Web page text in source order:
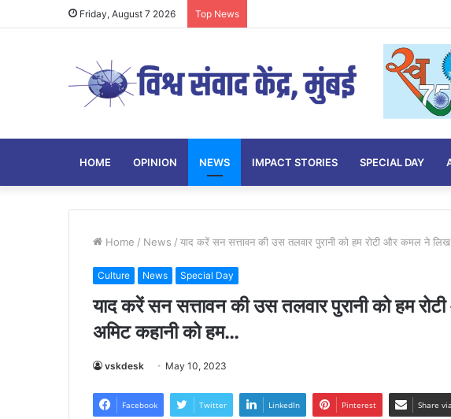
Friday, August 7 2026 Top News
HOME OPINION NEWS IMPACT STORIES SPECIAL DAY
Home / News / याद करें सन सत्तावन की उस तलवार पुरानी को हम रोटी और कमल ने
Culture News Special Day
याद करें सन सत्तावन की उस तलवार पुरानी को हम
अमिट कहानी को हम…
vskdesk May 10, 2023
Facebook Twitter LinkedIn Pinterest Share